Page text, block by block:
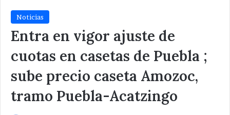
Noticias
Entra en vigor ajuste de
cuotas en casetas de Puebla ;
sube precio caseta Amozoc,
tramo Puebla-Acatzingo